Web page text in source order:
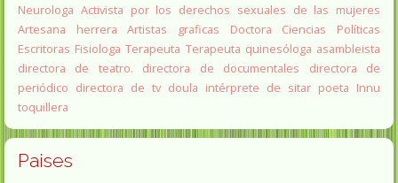
Neurologa Activista por los derechos sexuales de las mujeres
Artesana herrera
Artistas graficas
Doctora Ciencias Políticas
Escritoras Fisiologa Terapeuta Terapeuta quinesóloga asambleista
directora de teatro.
directora de documentales
directora de
periódico directora de tv doula intérprete de sitar poeta Innu
toquillera
Paises